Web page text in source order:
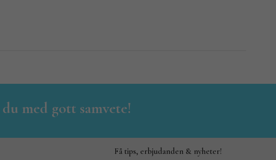
med gott samvete!
Få tips, erbjudanden & nyheter!